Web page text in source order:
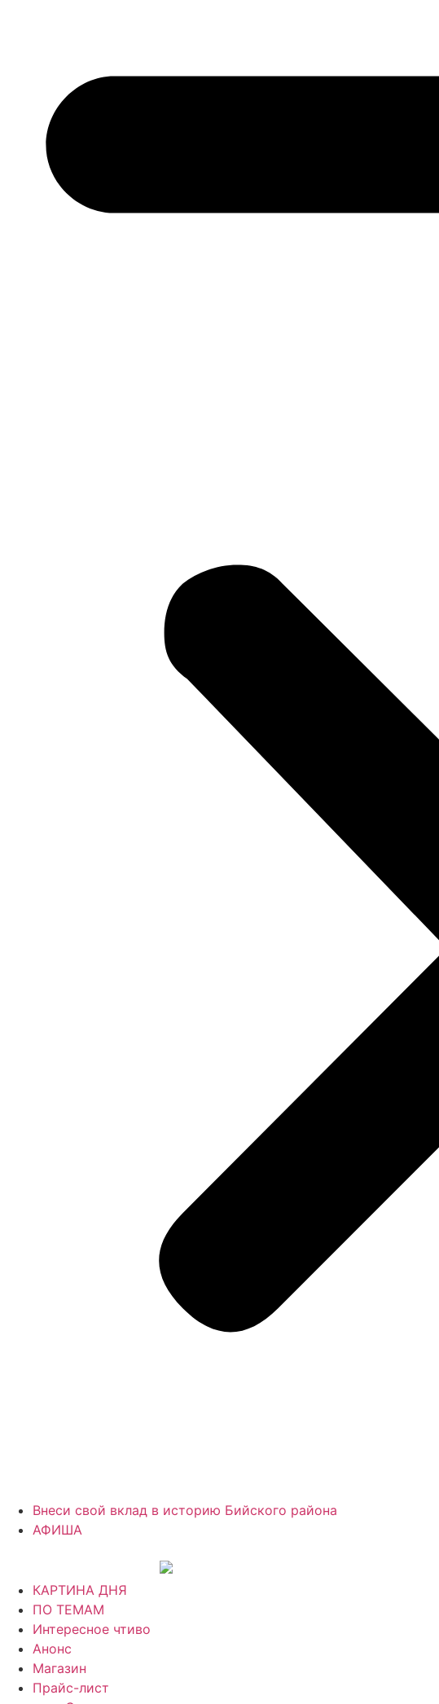
Внеси свой вклад в историю Бийского района
АФИША
КАРТИНА ДНЯ
ПО ТЕМАМ
Интересное чтиво
Анонс
Магазин
Прайс-лист